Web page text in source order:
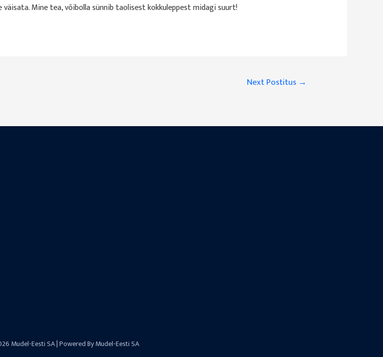
Mine tea, võibolla sünnib taolisest kokkuleppest midagi suurt!
Next Postitus →
Mudel-Eesti SA | Powered By Mudel-Eesti SA